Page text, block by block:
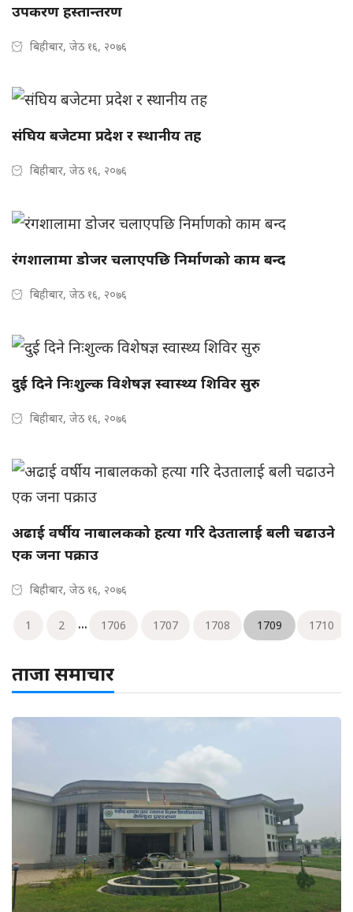
उपकरण हस्तान्तरण
बिहीबार, जेठ १६, २०७६
संघिय बजेटमा प्रदेश र स्थानीय तह
बिहीबार, जेठ १६, २०७६
रंगशालामा डोजर चलाएपछि निर्माणको काम बन्द
बिहीबार, जेठ १६, २०७६
दुई दिने निःशुल्क विशेषज्ञ स्वास्थ्य शिविर सुरु
बिहीबार, जेठ १६, २०७६
अढाई वर्षीय नाबालकको हत्या गरि देउतालाई बली चढाउने
एक जना पक्राउ
बिहीबार, जेठ १६, २०७६
1 2 ... 1706 1707 1708 1709 1710
ताजा समाचार